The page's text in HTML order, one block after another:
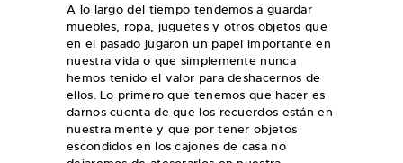
A lo largo del tiempo tendemos a guardar
muebles, ropa, juguetes y otros objetos que
en el pasado jugaron un papel importante en
nuestra vida o que simplemente nunca
hemos tenido el valor para deshacernos de
ellos. Lo primero que tenemos que hacer es
darnos cuenta de que los recuerdos están en
nuestra mente y que por tener objetos
escondidos en los cajones de casa no